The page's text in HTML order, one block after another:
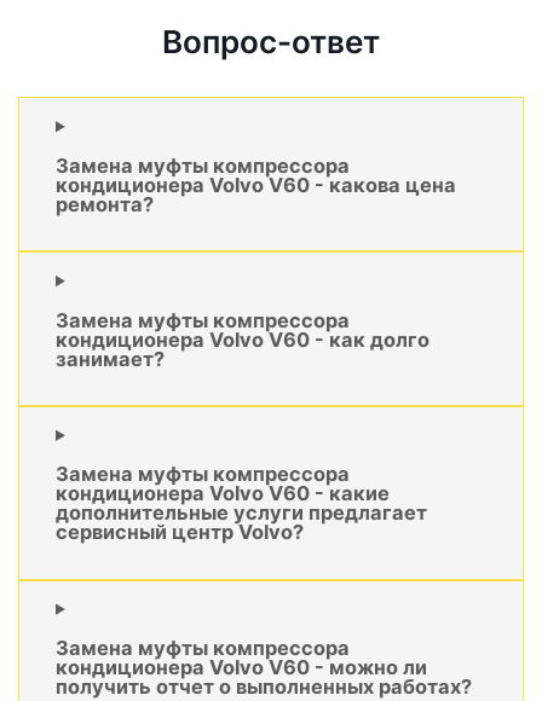
Вопрос-ответ
Замена муфты компрессора
кондиционера Volvo V60 - какова цена
ремонта?
Замена муфты компрессора
кондиционера Volvo V60 - как долго
занимает?
Замена муфты компрессора
кондиционера Volvo V60 - какие
дополнительные услуги предлагает
сервисный центр Volvo?
Замена муфты компрессора
кондиционера Volvo V60 - можно ли
получить отчет о выполненных работах?